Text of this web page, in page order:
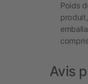
Poids
produit,
Avis